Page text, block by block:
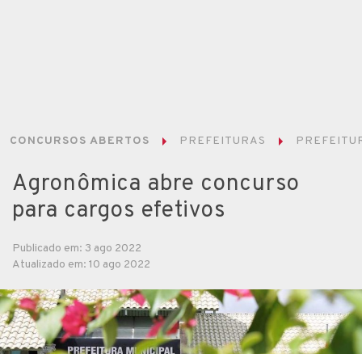
CONCURSOS ABERTOS PREFEITURAS
Agronômica abre concurso
para cargos efetivos
Publicado em: 3 ago 2022
Atualizado em: 10 ago 2022